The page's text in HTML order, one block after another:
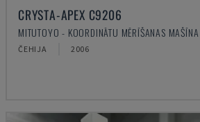
CRYSTA-APEX C9206
MITUTOYO - KOORDINĀTU MĒRĪŠANAS
ČEHIJA 2006